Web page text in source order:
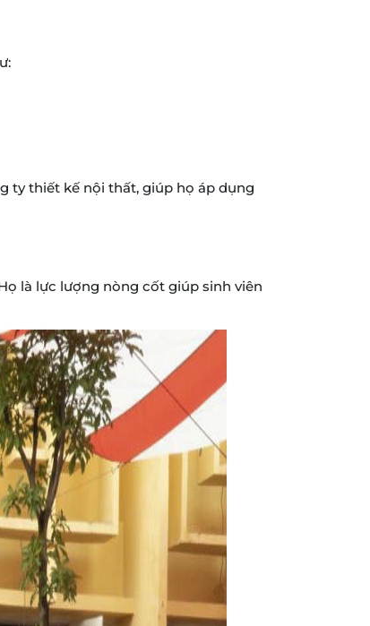
ty thiết kế nội thất, giúp họ áp dụng
là lực lượng nòng cốt giúp sinh viên